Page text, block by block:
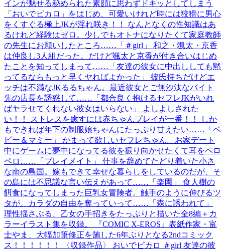
インが魅せる秘められた素顔に思わずドキッとしてしまう
「おいでピカロ」をはじめ、可愛いけれど時には狡猾に男心
をくすぐる極上JKが淫れ咲き！！ なんとなくの性知識はあ
るけれど経験はゼロ。少しでもオトナになりたくて家庭教師
の先生にお願いしたところ……「＃girl」 和之・颯太・京香
は仲良し3人組だった。だけど颯太と京香が付き合いはじめ
たことを知ってしまって……「友達の彼女に中出ししても黙
ってるならもっと早くヤればよかった」 彼氏持ちだけどエ
ッチは不満なJKるるちゃん。最近彼女とご無沙汰なバイト
先の店長を誘惑して……「都合良く抱けるセフレJKがいれ
ばヤラせてくれない彼女はいらない」 よしよしされた
い！！ ストレスを癒すには赤ちゃんプレイが一番！！ しか
もできれば年下の制服娘ちゃんにたっぷり甘えたい……「ベ
ビー＆マミー」 かまって欲しいセフレちゃん。お家デート
中にゲームに夢中になってる彼を振り向かせたくて耳をペロ
ペロ……「プレイメイト」 仕事を辞めてたどり着いた小さ
な南の島国。嫁もできて幸せな暮らしをしているのだが、そ
の島には不思議な言い伝えがあって……「楽園」 食人樹の
餌食になってしまった巨乳女冒険者。触手のように伸びるツ
タが、カラダの自由を奪っていって……「森に誘われて」
理性揺さぶる、乙女の手招きをたっぷりと描いた全8編＋カ
ラーイラスト集を収録。 『COMIC X-EROS』表紙作家・富
士やま、大幅加筆修正を施した6年ぶりとなる2ndコミック
ス！！！！！！ 〈収録作品〉 おいでピカロ ＃girl 友達の彼